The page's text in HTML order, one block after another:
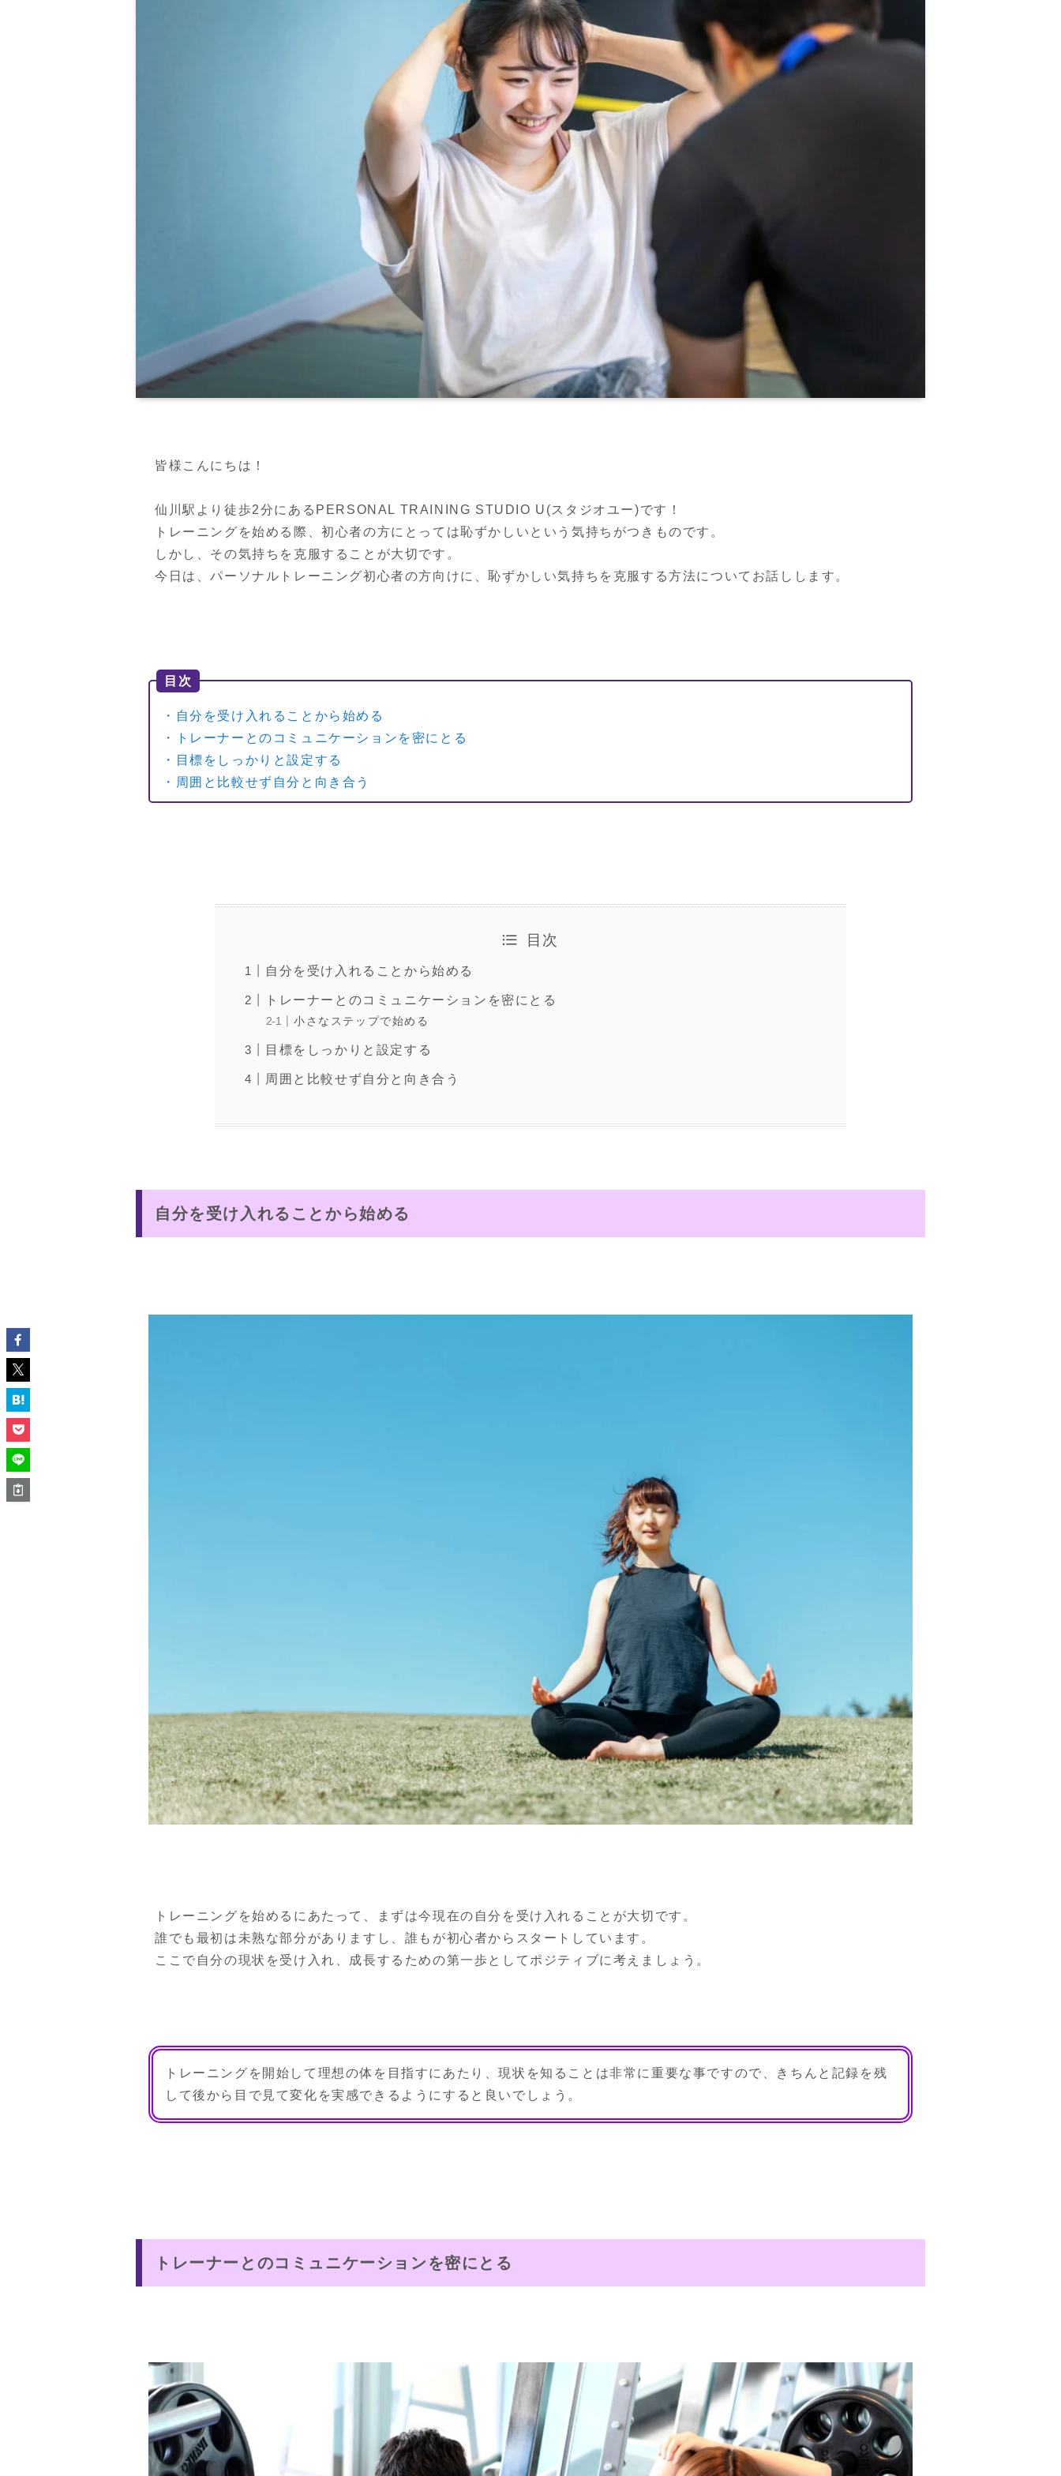
皆様こんにちは！
仙川駅より徒歩2分にあるPERSONAL TRAINING STUDIO U(スタジオユー)です！
トレーニングを始める際、初心者の方にとっては恥ずかしいという気持ちがつきものです。
しかし、その気持ちを克服することが大切です。
今日は、パーソナルトレーニング初心者の方向けに、恥ずかしい気持ちを克服する方法についてお話しします。
目次
・自分を受け入れることから始める
・トレーナーとのコミュニケーションを密にとる
・目標をしっかりと設定する
・周囲と比較せず自分と向き合う
目次
自分を受け入れることから始める
トレーナーとのコミュニケーションを密にとる
小さなステップで始める
目標をしっかりと設定する
周囲と比較せず自分と向き合う
自分を受け入れることから始める
トレーニングを始めるにあたって、まずは今現在の自分を受け入れることが大切です。
誰でも最初は未熟な部分がありますし、誰もが初心者からスタートしています。
ここで自分の現状を受け入れ、成長するための第一歩としてポジティブに考えましょう。
トレーニングを開始して理想の体を目指すにあたり、現状を知ることは非常に重要な事ですので、きちんと記録を残
して後から目で見て変化を実感できるようにすると良いでしょう。
トレーナーとのコミュニケーションを密にとる